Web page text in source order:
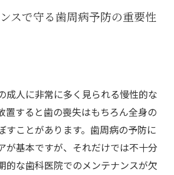
スで守る歯周病予防の重要性
成人に非常に多く見られる慢性的な
置すると歯の喪失はもちろん全身の
すことがあります。歯周病の予防に
が基本ですが、それだけでは不十分
的な歯科医院でのメンテナンスが欠